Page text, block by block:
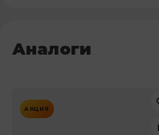
Аналоги
АКЦИЯ